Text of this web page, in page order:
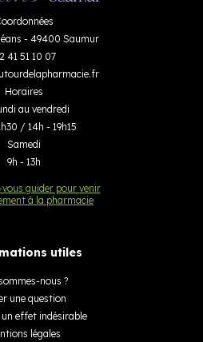
- 49400 Saumur
41 51 10 07
Horaires
au vendredi
/ 14h - 19h15
Samedi
9h - 13h
vous guider pour venir
à la pharmacie
utiles
nous ?
une question
un effet indésirable
légales